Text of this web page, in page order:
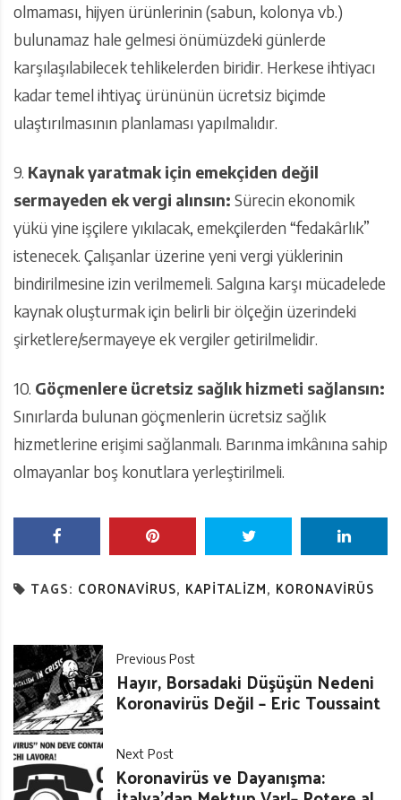
olmaması, hijyen ürünlerinin (sabun, kolonya vb.)
bulunamaz hale gelmesi önümüzdeki günlerde
karşılaşılabilecek tehlikelerden biridir. Herkese ihtiyacı
kadar temel ihtiyaç ürününün ücretsiz biçimde
ulaştırılmasının planlaması yapılmalıdır.
9. Kaynak yaratmak için emekçiden değil
sermayeden ek vergi alınsın: Sürecin ekonomik
yükü yine işçilere yıkılacak, emekçilerden “fedakârlık”
istenecek. Çalışanlar üzerine yeni vergi yüklerinin
bindirilmesine izin verilmemeli. Salgına karşı mücadelede
kaynak oluşturmak için belirli bir ölçeğin üzerindeki
şirketlere/sermayeye ek vergiler getirilmelidir.
10. Göçmenlere ücretsiz sağlık hizmeti sağlansın:
Sınırlarda bulunan göçmenlerin ücretsiz sağlık
hizmetlerine erişimi sağlanmalı. Barınma imkânına sahip
olmayanlar boş konutlara yerleştirilmeli.
TAGS: CORONAVIRUS, KAPITALIZM, KORONAVIRÜS
Previous Post
Hayır, Borsadaki Düşüşün Nedeni
Koronavirüs Değil – Eric Toussaint
Next Post
Koronavirüs ve Dayanışma: